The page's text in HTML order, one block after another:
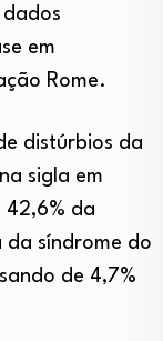
em
Rome.
distúrbios da
sigla em
42,6% da
síndrome do
de 4,7%